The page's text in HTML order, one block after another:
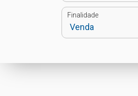
Finalidade